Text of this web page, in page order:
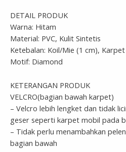
DETAIL PRODUK
Warna: Hitam
Material: PVC, Kulit Sintetis
Ketebalan: Koil/Mie (1 cm),
Motif: Diamond
KETERANGAN PRODUK
VELCRO(bagian bawah karpet)
– Velcro lebih lengket dan tidak
geser seperti karpet mobil pada
– Tidak perlu menambahkan
bagian bawah